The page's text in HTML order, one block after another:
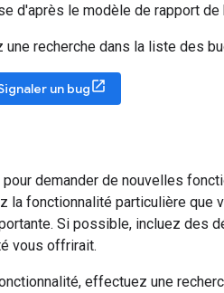
d'après le modèle de rapport de
une recherche dans la liste des
un bug
pour demander de nouvelles
la fonctionnalité particulière
Si possible, incluez
vous offrirait.
effectuez une